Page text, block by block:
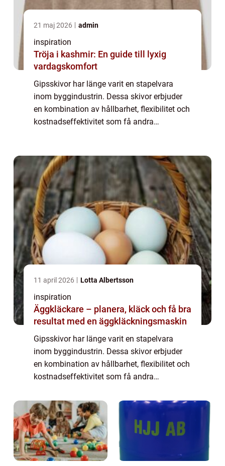
21 maj 2026 admin
inspiration
Tröja i kashmir: En guide till lyxig
vardagskomfort
Gipsskivor har länge varit en stapelvara
inom byggindustrin. Dessa skivor erbjuder
en kombination av hållbarhet, flexibilitet och
kostnadseffektivitet som få andra
11 april 2026 Lotta Albertsson
inspiration
Äggkläckare – planera, kläck och få bra
resultat med en äggkläckningsmaskin
Gipsskivor har länge varit en stapelvara
inom byggindustrin. Dessa skivor erbjuder
en kombination av hållbarhet, flexibilitet och
kostnadseffektivitet som få andra
egentligen som gör ...